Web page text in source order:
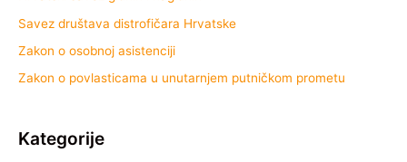
Savez društava distrofičara Hrvatske
Zakon o osobnoj asistenciji
Zakon o povlasticama u unutarnjem putničkom prometu
Kategorije